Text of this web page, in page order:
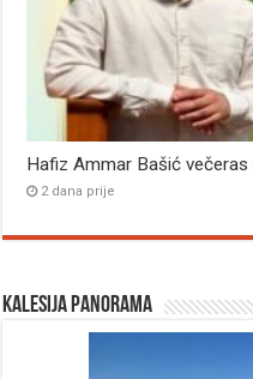
Hafiz Ammar Bašić
2 dana prije
Kalesija panorama